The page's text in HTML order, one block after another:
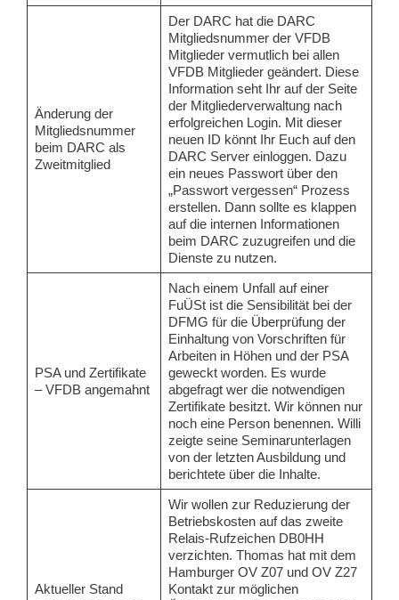
Änderung der
Mitgliedsnummer
beim DARC als
Zweitmitglied
Der DARC hat die DARC
Mitgliedsnummer der VFDB
Mitglieder vermutlich bei allen
VFDB Mitglieder geändert. Diese
Information seht Ihr auf der Seite
der Mitgliederverwaltung nach
erfolgreichen Login. Mit dieser
neuen ID könnt Ihr Euch auf den
DARC Server einloggen. Dazu
ein neues Passwort über den
„Passwort vergessen“ Prozess
erstellen. Dann sollte es klappen
auf die internen Informationen
beim DARC zuzugreifen und die
Dienste zu nutzen.
PSA und Zertifikate
– VFDB angemahnt
Nach einem Unfall auf einer
FuÜSt ist die Sensibilität bei der
DFMG für die Überprüfung der
Einhaltung von Vorschriften für
Arbeiten in Höhen und der PSA
geweckt worden. Es wurde
abgefragt wer die notwendigen
Zertifikate besitzt. Wir können nur
noch eine Person benennen. Willi
zeigte seine Seminarunterlagen
von der letzten Ausbildung und
berichtete über die Inhalte.
Aktueller Stand
Wir wollen zur Reduzierung der
Betriebskosten auf das zweite
Relais-Rufzeichen DB0HH
verzichten. Thomas hat mit dem
Hamburger OV Z07 und OV Z27
Kontakt zur möglichen